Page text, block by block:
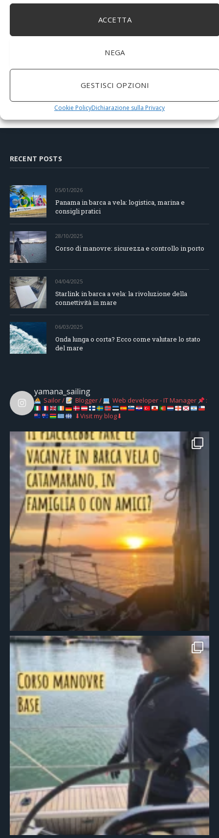
ACCETTA
NEGA
GESTISCI OPZIONI
Cookie PolicyDichiarazione sulla Privacy
RECENT POSTS
05/01/2026
Panama in barca a vela: logistica, marina e
consigli pratici
28/10/2025
Corso di manovre: sicurezza e controllo in porto
04/04/2025
Starlink in barca a vela: la rivoluzione della
connettività in mare
06/03/2025
Onda lunga o corta? Ecco come valutare lo stato
del mare
yamana_sailing
Sailor / Blogger / Web developer - IT Manager
:
⬇Visit my blog⬇